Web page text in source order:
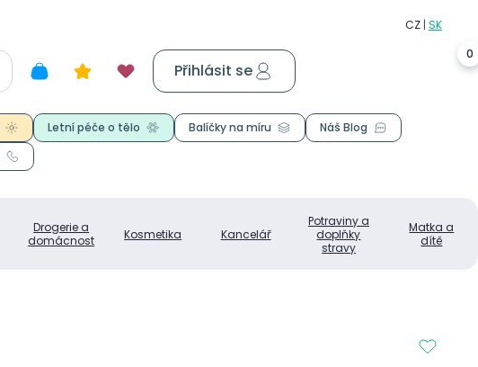
Drogerie a
domácnost
Kosmetika Kancelář
Potraviny a
doplňky
stravy
Matka a
dítě
0
Přihlásit se
Letní péče o tělo Balíčky na míru
Náš Blog